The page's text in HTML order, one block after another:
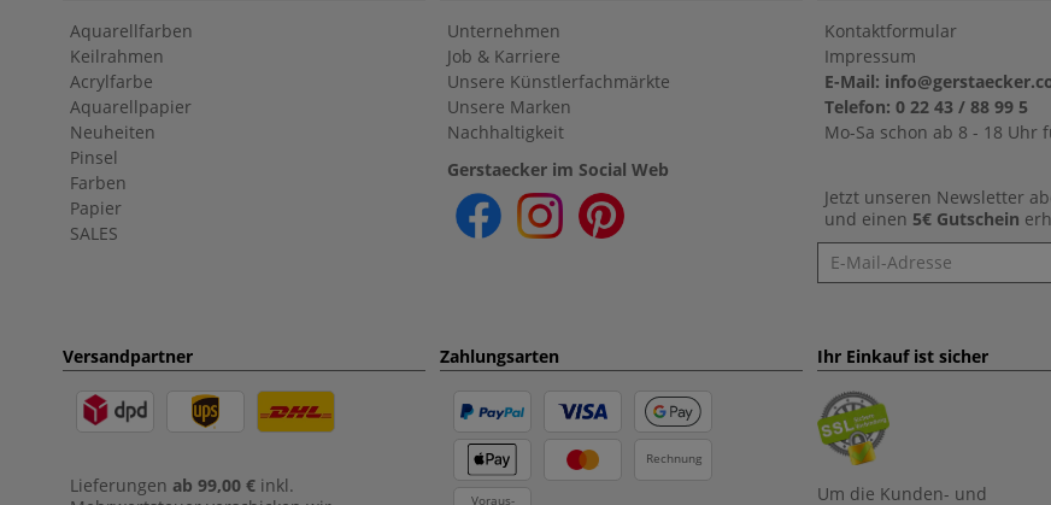
Aquarellfarben
Keilrahmen
Acrylfarbe
Aquarellpapier
Neuheiten
Pinsel
Farben
Papier
SALES
Unternehmen
Job & Karriere
Unsere Künstlerfachmärkte
Unsere Marken
Nachhaltigkeit
Gerstaecker im Social Web
Kontaktformular
Impressum
E-Mail:
Telefon: 0 22 43 / 88 99 5
Mo-Sa schon ab 8 - 18 Uhr
Jetzt unseren Newsletter
und einen 5€ Gutschein
Newsletter
Versandpartner
Lieferungen ab 99,00 € inkl.
Zahlungsarten
Rechnung
Voraus-
Ihr Einkauf ist sicher
Um die Kunden- und